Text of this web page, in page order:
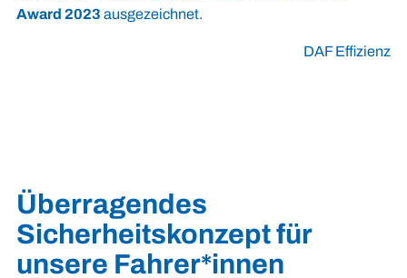
Award 2023 ausgezeichnet.
DAF Effizienz
Überragendes
Sicherheitskonzept für
unsere Fahrer*innen